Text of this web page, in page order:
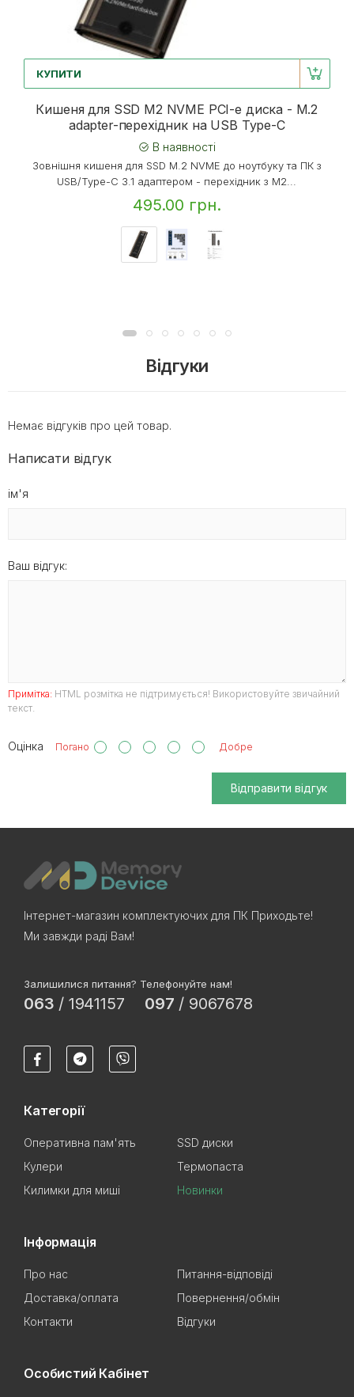
КУПИТИ
Кишеня для SSD M2 NVME PCI-e диска - M.2
adapter-перехідник на USB Type-C
В наявності
Зовнішня кишеня для SSD M.2 NVME до ноутбуку та ПК з
USB/Type-C 3.1 адаптером - перехідник з M2...
495.00 грн.
Відгуки
Немає відгуків про цей товар.
Написати відгук
ім'я
Ваш відгук:
Примітка: HTML розмітка не підтримується! Використовуйте звичайний
текст.
Оцінка Погано Добре
Відправити відгук
Інтернет-магазин комплектуючих для ПК Приходьте!
Ми завжди раді Вам!
Залишилися питання? Телефонуйте нам!
063 / 1941157 097 / 9067678
Категорії
Оперативна пам'ять
SSD диски
Кулери
Термопаста
Килимки для миші
Новинки
Інформація
Про нас
Питання-відповіді
Доставка/оплата
Повернення/обмін
Контакти
Відгуки
Особистий Кабінет